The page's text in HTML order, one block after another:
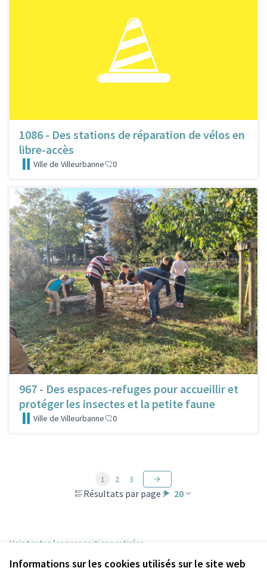
Informations sur les cookies utilisés sur le site web
1086 - Des stations de réparation de vélos en
libre-accès
Ville de Villeurbanne 0
967 - Des espaces-refuges pour accueillir et
protéger les insectes et la petite faune
Ville de Villeurbanne 0
Résultats par page : 20
1 2 3
Voir toutes les propositions retirées